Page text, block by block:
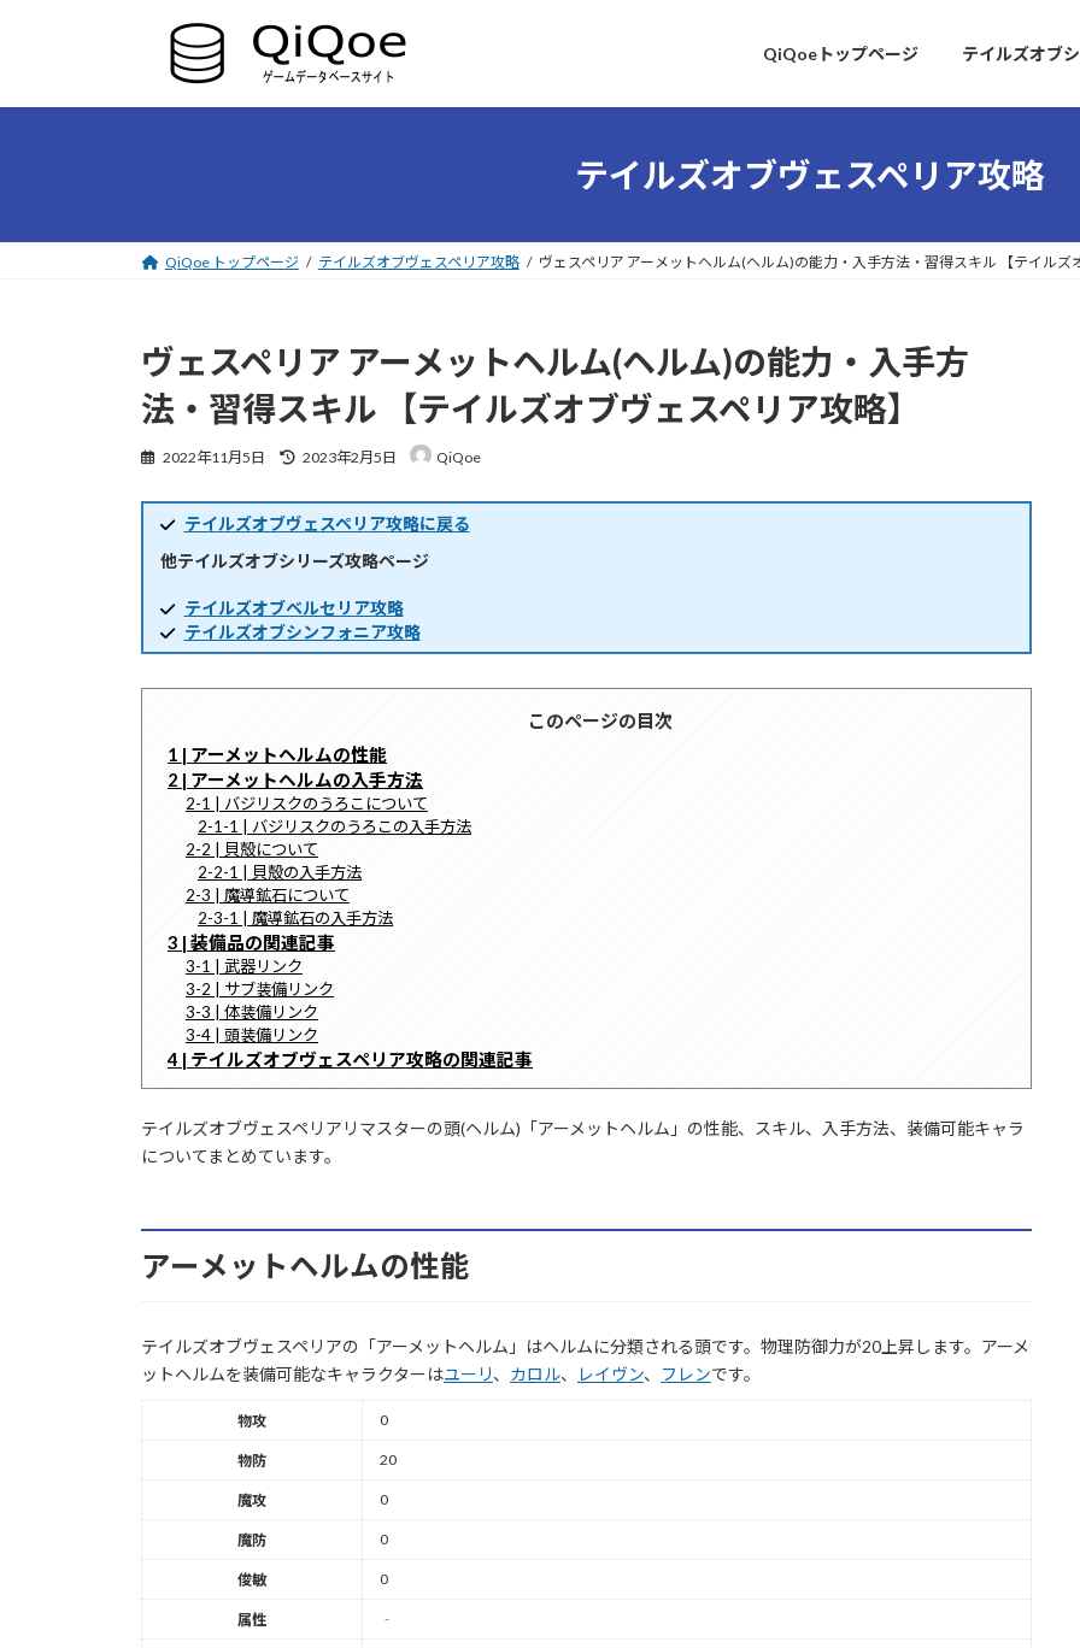
ツ
シ
QiQoeトップページ テイルズオブ
テイルズオブヴェスペリア攻略
QiQoe トップページ テイルズオブヴェスペリア攻略 ヴェスペリア アーメットヘルム(ヘルム)の能力・入手方法・習得スキル 【テイルズ
ヴェスペリア アーメットヘルム(ヘルム)の能力・入手方
法・習得スキル 【テイルズオブヴェスペリア攻略】
2022年11月5日
最
新
日
時
2023年2月5日 QiQoe
テイルズオブヴェスペリア攻略に戻る
他テイルズオブシリーズ攻略ページ
テイルズオブベルセリア攻略
テイルズオブシンフォニア攻略
このページの目次
1 | アーメットヘルムの性能
2 | アーメットヘルムの入手方法
2-1 | バジリスクのうろこについて
2-1-1 | バジリスクのうろこの入手方法
2-2 | 貝殻について
2-2-1 | 貝殻の入手方法
2-3 | 魔導鉱石について
2-3-1 | 魔導鉱石の入手方法
3 | 装備品の関連記事
3-1 | 武器リンク
3-2 | サブ装備リンク
3-3 | 体装備リンク
3-4 | 頭装備リンク
4 | テイルズオブヴェスペリア攻略の関連記事
テイルズオブヴェスペリアリマスターの頭(ヘルム)「アーメットヘルム」の性能、スキル、入手方法、装備可能キャラ
についてまとめています。
アーメットヘルムの性能
テイルズオブヴェスペリアの「アーメットヘルム」はヘルムに分類される頭です。物理防御力が20上昇します。アーメ
ットヘルムを装備可能なキャラクターはユーリ、 カロル、 レイヴン、 フレンです。
物攻 0
物防 20
魔攻 0
魔防 0
俊敏 0
属性 ‐